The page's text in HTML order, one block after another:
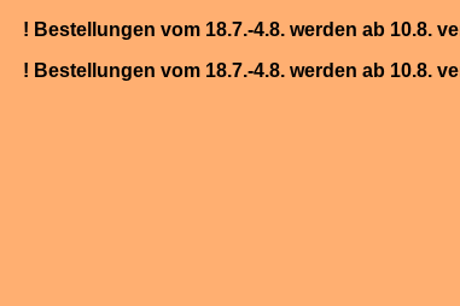
! Bestellungen vom 18.7.-4.8. werden ab 10.8.
! Bestellungen vom 18.7.-4.8. werden ab 10.8.